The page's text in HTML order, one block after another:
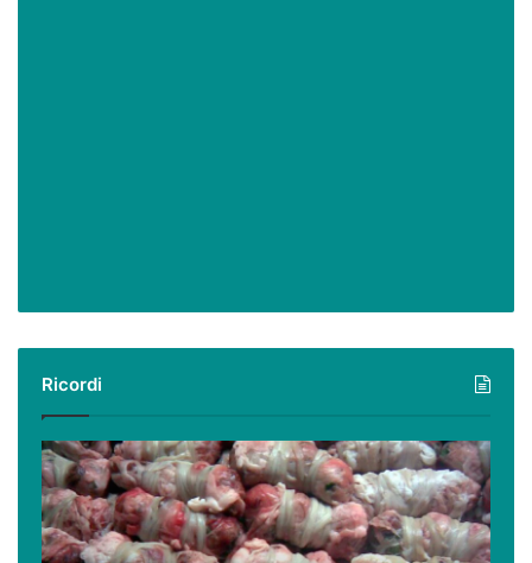
Ricordi
Ricordi:
le
ricette
tradizionali,
i